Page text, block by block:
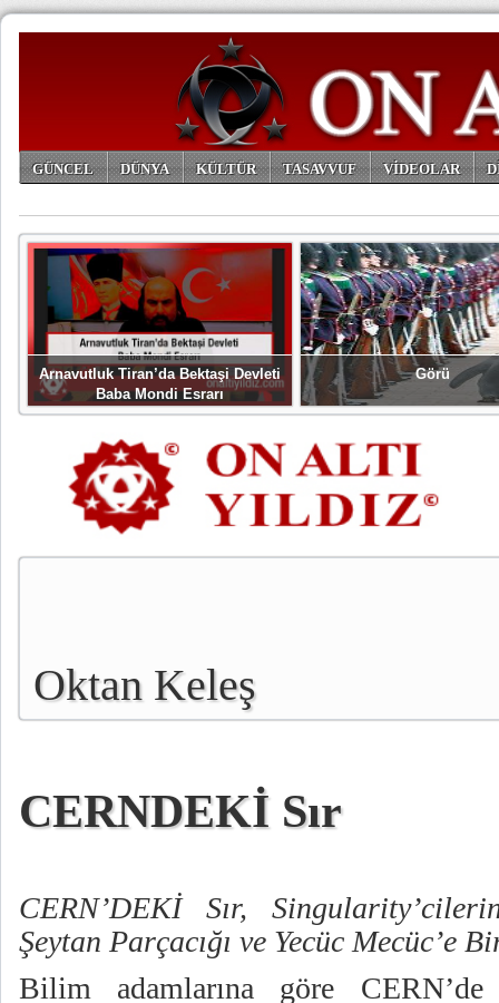
GÜNCEL DÜNYA KÜLTÜR TASAVVUF VİDEOLAR
Arnavutluk Tiran’da Bektaşi Devleti
Baba Mondi Esrarı
Görü
Oktan Keleş
CERNDEKİ Sır
CERN’DEKİ Sır,
Şeytan Parçacığı ve Yecüc Mecüc’e
Bilim adamlarına göre CERN’de